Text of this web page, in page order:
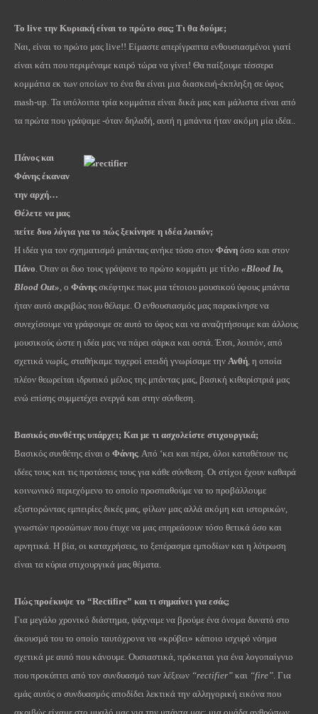
Το live την Κυριακή είναι το πρώτο σας; Τι θα δούμε;
Ναι, είναι το πρώτο μας live!! Είμαστε απερίγραπτα ενθουσιασμένοι γιατί
είναι κάτι που περιμέναμε καιρό τώρα να γίνει! Θα παίξουμε τέσσερα
κομμάτια εκ των οποίων το ένα θα είναι μια διασκευή-έκπληξη σε ύφος
mash-up. Τα υπόλοιπα τρία κομμάτια είναι δικά μας και μάλιστα είναι από
τα πρώτα που γράψαμε -όταν δηλαδή, αυτή η μπάντα ήταν ακόμη μία ιδέα..
Πάνος και
Φάνης έκαναν
την αρχή…
Θέλετε να μας
πείτε δυο λόγια για το πώς ξεκίνησε η ιδέα λοιπόν;
Η ιδέα για τον σχηματισμό μπάντας ανήκε τόσο στον Φάνη όσο και στον
Πάνο . Όταν οι δυο τους γράψανε το πρώτο κομμάτι με τίτλο «Blood In,
Blood Out» , ο Φάνηςσκέφτηκε πως μια τέτοιου μουσικού ύφους μπάντα
ήταν αυτό ακριβώς που θέλαμε. Ο ενθουσιασμός μας παρακίνησε να
συνεχίσουμε να γράφουμε σε αυτό το ύφος και να αναζητήσουμε και άλλους
μουσικούς ώστε η ιδέα μας να πάρει σάρκα και οστά. Έτσι, λοιπόν, από
σχετικά νωρίς, σταθήκαμε τυχεροί επειδή γνωρίσαμε την Ανθή , η οποία
πλέον θεωρείται ιδρυτικό μέλος της μπάντας μας, βασική κιθαρίστριά μας
ενώ επίσης συμμετέχει ενεργά και στην σύνθεση.
Βασικός συνθέτης υπάρχει; Και με τι ασχολείστε στιχουργικά;
Βασικός συνθέτης είναι ο Φάνης. Από ‘κει και πέρα, όλοι καταθέτουν τις
ιδέες τους και τις προτάσεις τους για κάθε σύνθεση. Οι στίχοι έχουν καθαρά
κοινωνικό περιεχόμενο το οποίο προσπαθούμε να το προβάλλουμε
εξιστορώντας εμπειρίες δικές μας, φίλων μας αλλά ακόμη και ιστορικών,
γνωστών προσώπων που έτυχε να μας επηρεάσουν τόσο θετικά όσο και
αρνητικά. Η βία, οι καταχρήσεις, το ξεπέρασμα εμποδίων και η λύτρωση
είναι τα κύρια στιχουργικά μας θέματα.
Πώς προέκυψε το “Rectifire” και τι σημαίνει για εσάς;
Για μεγάλο χρονικό διάστημα, ψάχναμε να βρούμε ένα όνομα δυνατό στο
άκουσμά του το οποίο ταυτόχρονα να «κρύβει» κάποιο ισχυρό νόημα
σχετικά με αυτό που κάνουμε. Ουσιαστικά, πρόκειται για ένα λογοπαίγνιο
που προκύπτει από τον συνδυασμό των λέξεων “rectifier” και “fire” . Για
εμάς αυτός ο συνδυασμός αποδίδει λεκτικά την αλληγορική εικόνα που